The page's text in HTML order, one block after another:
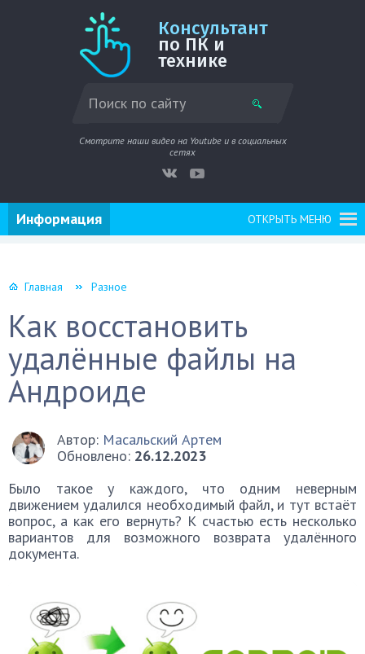
Консультант
по ПК и
технике
Смотрите наши видео на Youtube и в социальных
сетях
ОТКРЫТЬ МЕНЮ
Информация
Главная Разное
Как восстановить
удалённые файлы на
Андроиде
Автор: Масальский Артем
Обновлено: 26.12.2023
Было такое у каждого, что одним неверным
движением удалился необходимый файл, и тут встаёт
вопрос, а как его вернуть? К счастью есть несколько
вариантов для возможного возврата удалённого
документа.